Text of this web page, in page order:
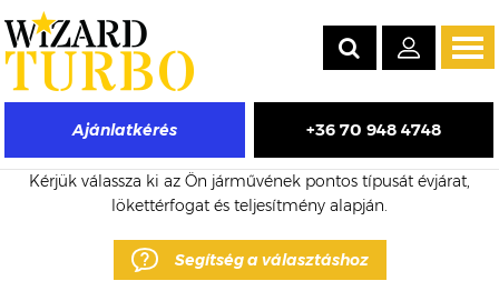
Ajánlatkérés +36 70 948 4748
Alfa-Romeo Giulia eladó turbó árak
Kérjük válassza ki az Ön járművének pontos típusát évjárat,
lökettérfogat és teljesítmény alapján.
Segítség a választáshoz